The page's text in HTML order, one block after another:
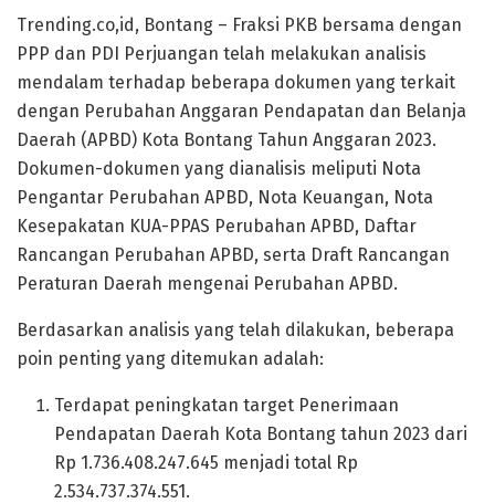
Trending.co,id, Bontang – Fraksi PKB bersama dengan
PPP dan PDI Perjuangan telah melakukan analisis
mendalam terhadap beberapa dokumen yang terkait
dengan Perubahan Anggaran Pendapatan dan Belanja
Daerah (APBD) Kota Bontang Tahun Anggaran 2023.
Dokumen-dokumen yang dianalisis meliputi Nota
Pengantar Perubahan APBD, Nota Keuangan, Nota
Kesepakatan KUA-PPAS Perubahan APBD, Daftar
Rancangan Perubahan APBD, serta Draft Rancangan
Peraturan Daerah mengenai Perubahan APBD.
Berdasarkan analisis yang telah dilakukan, beberapa
poin penting yang ditemukan adalah:
Terdapat peningkatan target Penerimaan
Pendapatan Daerah Kota Bontang tahun 2023 dari
Rp 1.736.408.247.645 menjadi total Rp
2.534.737.374.551.